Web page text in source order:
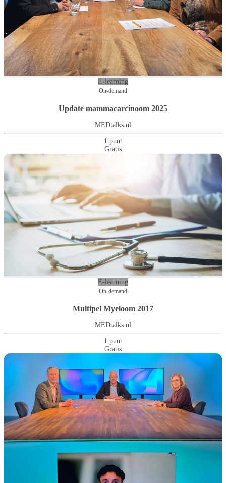
E-learning
On-demand
Update mammacarcinoom 2025
MEDtalks.nl
1 punt
Gratis
E-learning
On-demand
Multipel Myeloom 2017
MEDtalks.nl
1 punt
Gratis